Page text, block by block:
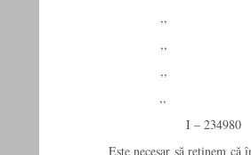
,,
,,
,,
,,
I –
Este necesar să reţinem că în